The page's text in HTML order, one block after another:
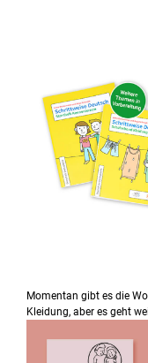
Momentan gibt es die
Kleidung, aber es geht